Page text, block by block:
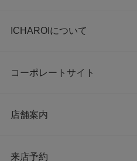
ICHAROIについて
コーポレートサイト
店舗案内
来店予約